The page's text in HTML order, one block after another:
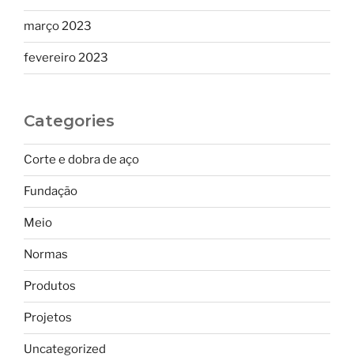
março 2023
fevereiro 2023
Categories
Corte e dobra de aço
Fundação
Meio
Normas
Produtos
Projetos
Uncategorized